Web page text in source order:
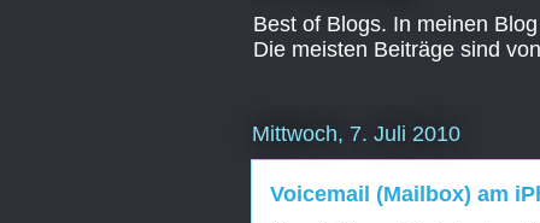
Best of Blogs. In meinen
Die meisten Beiträge sind
Mittwoch, 7. Juli 2010
Voicemail (Mailbox) am